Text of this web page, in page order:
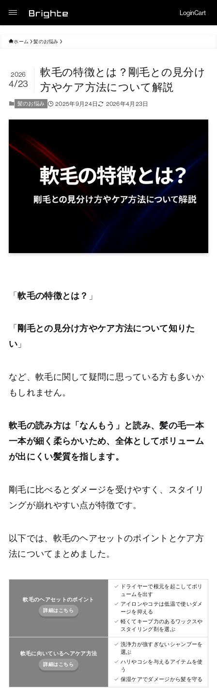
LoginCart
ホーム 髪のお悩み
軟毛の特徴とは？剛毛との見分け
方やケア方法について解説
2026
4/23
髪のお悩み 2025年9月24日 2026年4月23日
「軟毛の特徴とは？ 」
「 剛毛との見分け方やケア方法について知りた
い 」
など、軟毛に関して疑問に思っている方も多いか
もしれません。
軟毛の読み方は「なんもう」と読み、髪の毛一本
一本が細く柔らかいため、全体としてボリューム
が出にくい髪質を指します。
剛毛に比べるとダメージを受けやすく、スタイリ
ングが崩れやすい点が特徴です。
以下では、軟毛のヘアセットのポイントとケア方
法についてまとめました。
軟毛のヘアセットのポイント
詳細はこちら
ドライヤーで根元を起こしてボリ
ュームを出す
アイロンやコテは低温で使いダメ
ージを抑える
軽くてキープ力のあるワックスや
スタイリング剤を選ぶ
軟毛に向いているヘアケア方法
詳細はこちら
洗浄力が強すぎないシャンプーを
選ぶ
ハリやコシを与えるアイテムを使
う
保湿ケアでダメージから髪を守る